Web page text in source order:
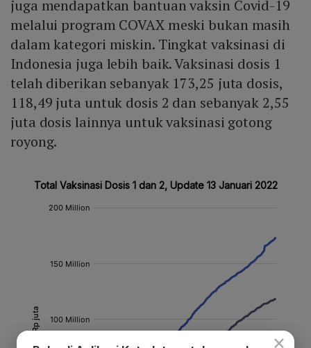
juga mendapatkan bantuan vaksin Covid-19
melalui program COVAX meski bukan masih
dalam kategori miskin. Tingkat vaksinasi di
Indonesia juga lebih baik. Vaksinasi dosis 1
telah diberikan sebanyak 173,25 juta dosis,
118,49 juta untuk dosis 2 dan sebanyak 2,55
juta dosis lainnya untuk vaksinasi gotong
royong.
×